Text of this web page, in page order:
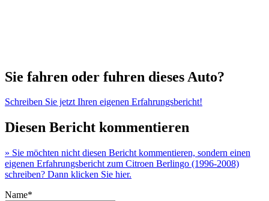
Sie fahren oder fuhren dieses Auto?
Schreiben Sie jetzt Ihren eigenen Erfahrungsbericht!
Diesen Bericht kommentieren
» Sie möchten nicht diesen Bericht kommentieren, sondern einen
eigenen Erfahrungsbericht zum Citroen Berlingo (1996-2008)
schreiben? Dann klicken Sie hier.
Name*